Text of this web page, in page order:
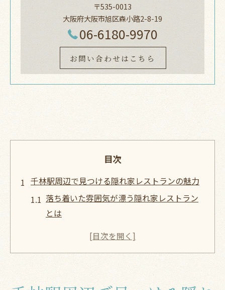
〒535-0013
大阪府大阪市旭区森小路2-8-19
06-6180-9970
お問い合わせはこちら
目次
千林駅周辺で見つける隠れ家レストランの魅力
落ち着いた雰囲気が漂う隠れ家レストラン
とは
地元の食材を活かしたこだわりのメニュー